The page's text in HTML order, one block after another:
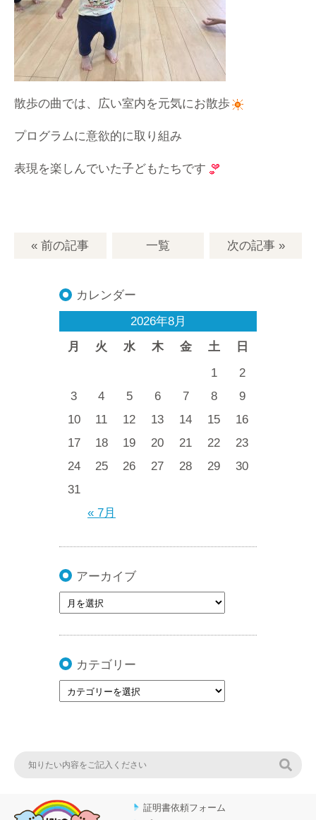
散歩の曲では、広い室内を元気にお散歩
プログラムに意欲的に取り組み
表現を楽しんでいた子どもたちです
« 前の記事 一覧 次の記事»
カレンダー
2026年8月
月
火 水 木 金 土 日
« 7月
1
2
3
4 5 6 7 8
9
10
11 12 13 14 15
16
17
18 19 20 21 22
23
24
25 26 27 28 29
30
31
アーカイブ
カテゴリー
証明書依頼フォーム